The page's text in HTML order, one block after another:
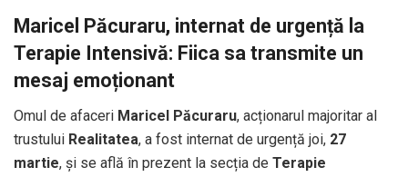
Maricel Păcuraru, internat de urgență la
Terapie Intensivă: Fiica sa transmite un
mesaj emoționant
Omul de afaceri Maricel Păcuraru, acționarul majoritar al
trustului Realitatea, a fost internat de urgență joi, 27
martie, și se află în prezent la secția de Terapie